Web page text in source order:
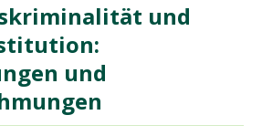
und
und